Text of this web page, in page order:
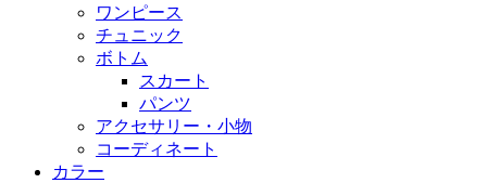
ワンピース
チュニック
ボトム
スカート
パンツ
アクセサリー・小物
コーディネート
カラー